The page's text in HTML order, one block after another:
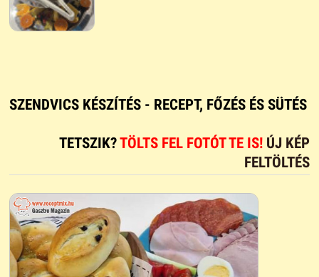
SZENDVICS KÉSZÍTÉS - RECEPT, FŐZÉS ÉS SÜTÉS
TETSZIK?TÖLTS FEL FOTÓT TE IS! ÚJ KÉP
FELTÖLTÉS